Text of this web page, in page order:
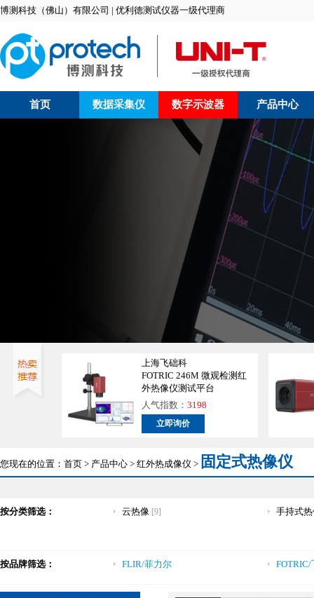
博测科技（佛山）有限公司 | 优利德测试仪器一级代理商
首页 数据采集仪 数字示波器 产品中心
上海飞础科
FOTRIC 246M 微观检测红
外热像仪测试平台
人气指数： 3198
立即询价
您现在的位置： 首页 > 产品中心 > 红外热成像仪 > 固定式热像仪
按分类筛选： 云热像 [9] 手持式
按品牌筛选： FLIR/菲力尔 FOTRIC/